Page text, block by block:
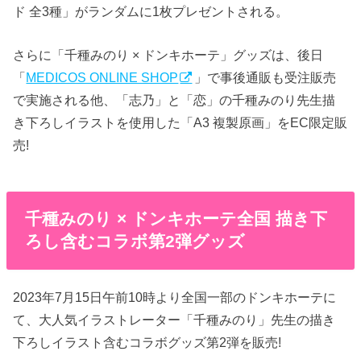
ド 全3種」がランダムに1枚プレゼントされる。
さらに「千種みのり × ドンキホーテ」グッズは、後日
「 MEDICOS ONLINE SHOP
」で事後通販も受注販売
で実施される他、「志乃」と「恋」の千種みのり先生描
き下ろしイラストを使用した「A3 複製原画」をEC限定販
売!
千種みのり × ドンキホーテ全国 描き下
ろし含むコラボ第2弾グッズ
2023年7月15日午前10時より全国一部のドンキホーテに
て、大人気イラストレーター「千種みのり」先生の描き
下ろしイラスト含むコラボグッズ第2弾を販売!